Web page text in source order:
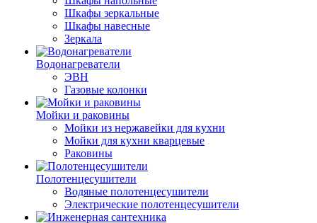
Шкафы зеркальные
Шкафы навесные
Зеркала
Водонагреватели
ЭВН
Газовые колонки
Мойки и раковины
Мойки из нержавейки для кухни
Мойки для кухни кварцевые
Раковины
Полотенцесушители
Водяные полотенцесушители
Электрические полотенцесушители